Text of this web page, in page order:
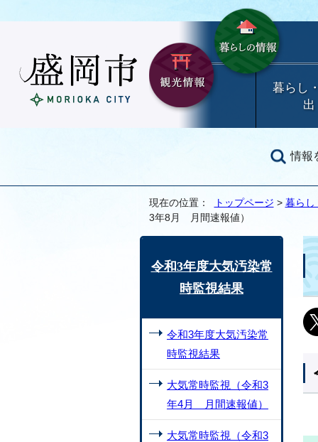
暮らし
出
情報
現在の位置： トップページ > 暮らし
3年8月 月間速報値）
令和3年度大気汚染常
時監視結果
令和3年度大気汚染常
時監視結果
大気常時監視（令和3
年4月 月間速報値）
大気常時監視（令和3